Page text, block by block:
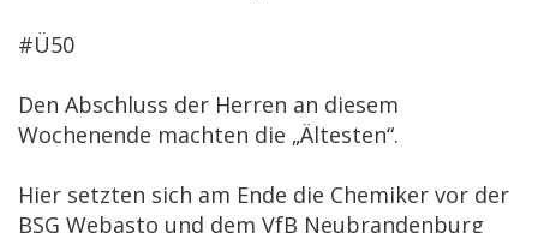
#Ü50
Den Abschluss der Herren an diesem
Wochenende machten die „Ältesten“.
Hier setzten sich am Ende die Chemiker vor der
BSG Webasto und dem VfB Neubrandenburg